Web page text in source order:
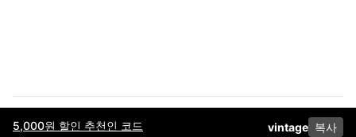
5,000원 할인 추천인 코드 vintage 복사